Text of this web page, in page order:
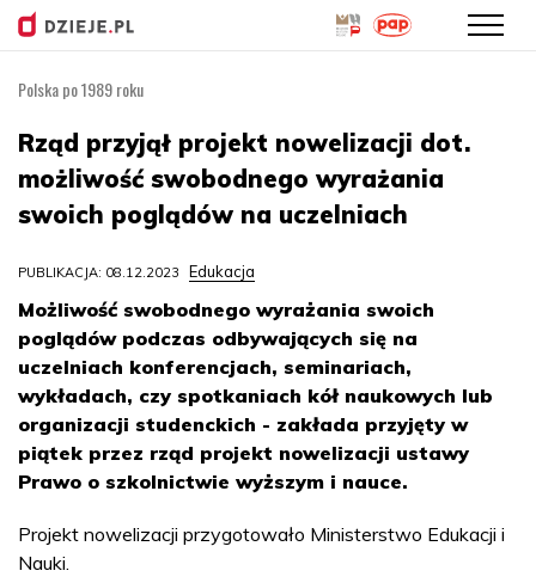
treści
Polska po 1989 roku
Rząd przyjął projekt nowelizacji dot.
możliwość swobodnego wyrażania
swoich poglądów na uczelniach
PUBLIKACJA: 08.12.2023 Edukacja
Możliwość swobodnego wyrażania swoich
poglądów podczas odbywających się na
uczelniach konferencjach, seminariach,
wykładach, czy spotkaniach kół naukowych lub
organizacji studenckich - zakłada przyjęty w
piątek przez rząd projekt nowelizacji ustawy
Prawo o szkolnictwie wyższym i nauce.
Projekt nowelizacji przygotowało Ministerstwo Edukacji i
Nauki.